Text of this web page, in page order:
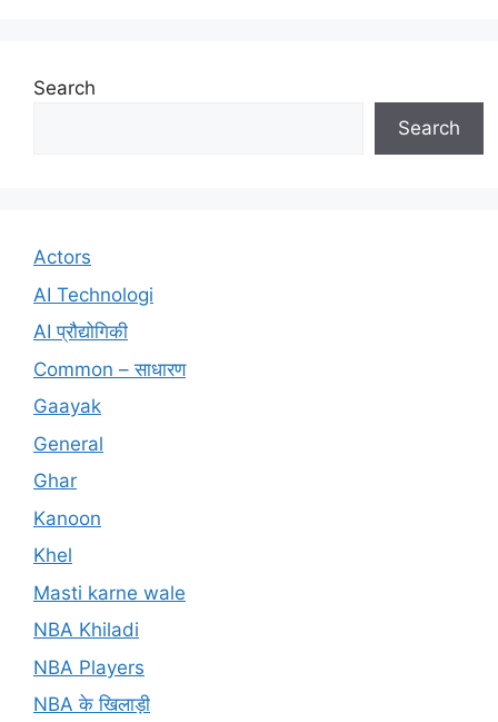
Search
Search
Actors
AI Technologi
AI प्रौद्योगिकी
Common – साधारण
Gaayak
General
Ghar
Kanoon
Khel
Masti karne wale
NBA Khiladi
NBA Players
NBA के खिलाड़ी